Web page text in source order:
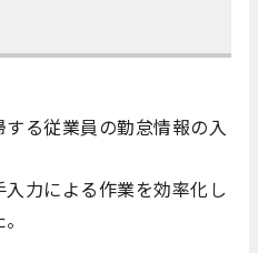
る従業員の勤怠情報の入
力による作業を効率化し